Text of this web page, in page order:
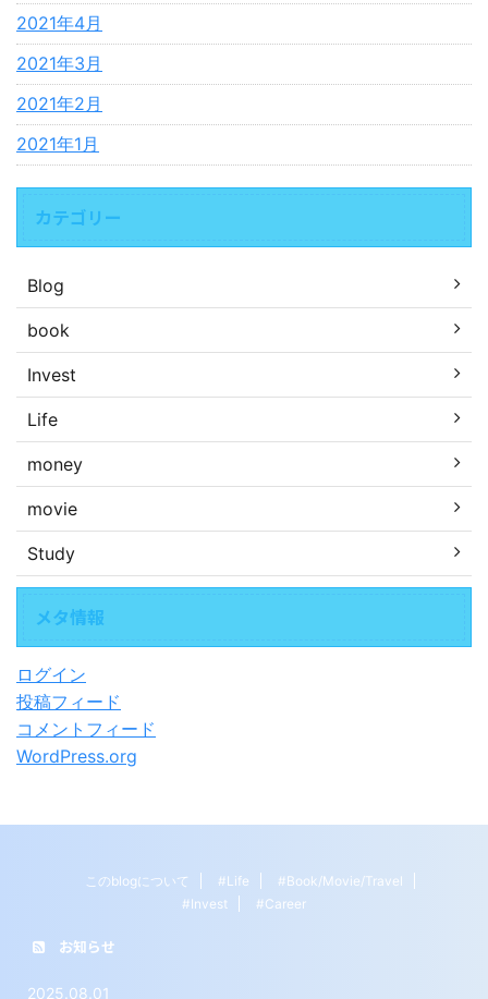
2021年4月
2021年3月
2021年2月
2021年1月
カテゴリー
Blog
book
Invest
Life
money
movie
Study
メタ情報
ログイン
投稿フィード
コメントフィード
WordPress.org
このblogについて #Life
#Book/Movie/Travel
#Invest
#Career
お知らせ
2025.08.01